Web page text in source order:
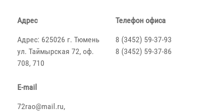
Адрес
Адрес: 625026 г. Тюмень
ул. Таймырская 72, оф.
708, 710
Телефон офиса
8 (3452) 59-37-93
8 (3452) 59-37-86
E-mail
72rao@mail.ru,